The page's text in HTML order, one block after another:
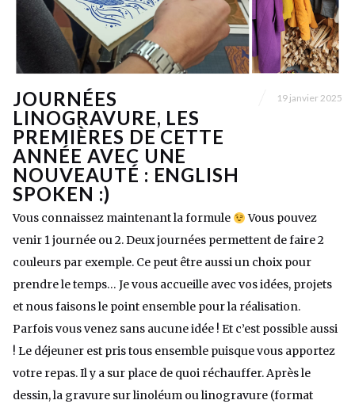
JOURNÉES
LINOGRAVURE, LES
PREMIÈRES DE CETTE
ANNÉE AVEC UNE
NOUVEAUTÉ : ENGLISH
SPOKEN :)
19 janvier 2025
Vous connaissez maintenant la formule
Vous pouvez
venir 1 journée ou 2. Deux journées permettent de faire 2
couleurs par exemple. Ce peut être aussi un choix pour
prendre le temps… Je vous accueille avec vos idées, projets
et nous faisons le point ensemble pour la réalisation.
Parfois vous venez sans aucune idée ! Et c’est possible aussi
! Le déjeuner est pris tous ensemble puisque vous apportez
votre repas. Il y a sur place de quoi réchauffer. Après le
dessin, la gravure sur linoléum ou linogravure (format